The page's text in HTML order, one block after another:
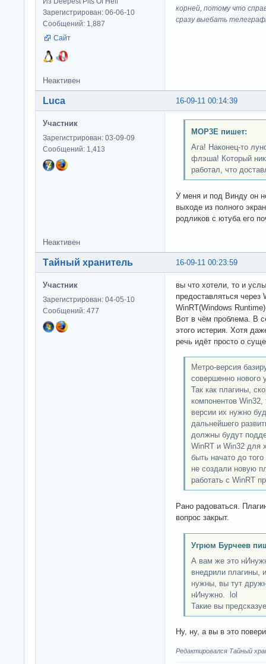
Зарегистрирован: 06-06-10
Сообщений: 1,887
Сайт
корней, потому что
сразу выeбaть
Неактивен
16-09-11 00:14:39
Luca
Участник
Зарегистрирован: 03-09-09
Сообщений: 1,413
MOP3E пишет:
Ага! Наконец-то
флэша! Который
работал, что
У меня и под Винду он
выходе из полного
родликов с ютуба его
Неактивен
16-09-11 00:23:59
Тайный хранитель
Участник
Зарегистрирован: 04-05-10
Сообщений: 477
вы что хотели, то и
предоставляться
WinRT(Windows
Вот в чём проблема. В
этого истерия. Хотя
речь идёт просто о
Метро-версия
совершенно нового
Так как плагины,
компонентов
версии их нужно
дальнейшего
должны будут
WinRT и Win32 для
быть начато до
не создали новую
работать с WinRT
Рано радоваться.
вопрос закрыт.
Угрюм Бурчеев
А вам же это
внедрили плагины,
нужны, вы тут
нИнужно. lol
Такие вы
Ну, ну, а вы в это
Редактировался Тайный